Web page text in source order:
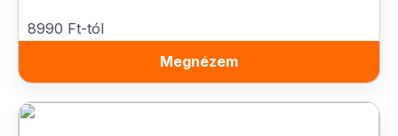
8990 Ft-tól
Megnézem